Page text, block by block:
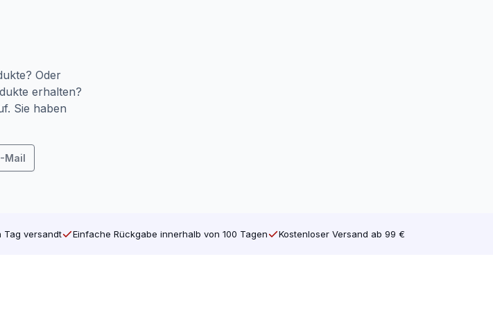
von Holzbrettern usw. Vollgewindeschrauben sind das Gegenteil von
das Gewinde bis zum oberen Ende des Holzes.
Arten, denken Sie zum Beispiel an die Kreuzschlitzschraube
dem Markt. Auf dem Vormarsch sind Torx-Schrauben. Mit einem Torx-
nicht abrutscht. Das ist einer der Gründe, warum wir nur Torx-
Schraube. Kaufen Sie also alle Ihre Schrauben online bei
enthält.
Oder
erhalten?
Sie haben
Mail
Tag versandt Einfache Rückgabe innerhalb von 100 Tagen Kostenloser Versand ab 99 €